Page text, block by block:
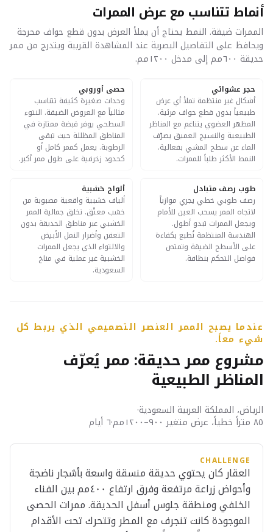
أنماط تتناسب مع عرض الممرات
الممرات ضيقة. النمط يحتاج أن يملأ العرض بدون قطع حواف محرجة
ويحافظ على التفاصيل البصرية عند المشاهدة القريبة ويتدرج من ممر
حديقة ٦٠٠مم إلى مدخل ١٢٠٠مم.
حجر عشوائي
أشكال غير منتظمة تملأ أي عرض
طبيعياً بدون قطع حواف مرئية.
المظهر العضوي يتناغم مع المناظر
الطبيعية والنسيج العميق يصرّف
الماء عن سطح المشي بفعالية.
النمط الأكثر طلباً للممرات.
حصى أوروبي
وحدات صغيرة كثيفة تتناسب
مثالياً مع العروض الضيقة. النتوء
السطحي يوفر قبضة ممتازة في
المناطق المظللة حيث تبقى
الرطوبة. يعمل كممر كامل أو
كحدود زخرفية على طول ممر أكبر.
طوب رصف متبادل
رصف طوبي خطي يجري موازياً
لاتجاه الممر يسحب العين للأمام
ويجعل الممرات تبدو أطول.
الهندسة المنتظمة تُطبع بكفاءة
على الأسطح الضيقة وتمتص
فواصل التحكم بنظافة.
ألواح خشبية
ألياف خشبية واقعية مصبوبة من
خشب معتّق. تخلق جمالية الممر
الخشبي عبر مناطق الحديقة بدون
التعفن وأضرار النمل الأبيض
والالتواء الذي يجعل الممرات
الخشبية غير عملية في مناخ
السعودية.
عندما يصبح الممر العنصر التصميمي الذي يربط كل
شيء معاً.
مشروع ممر حديقة: ممر يُعرّف
المناظر الطبيعية
الرياض، المملكة العربية السعودية·
٨٥ متراً خطياً، عرض متغير ٩٠٠–١٢٠٠مم ·٦ أيام
CHALLENGE
العقار كان يحتوي حديقة منسقة واسعة بأشجار ناضجة
وأحواض زراعة مرتفعة وفرق ارتفاع ٤٠٠مم بين الفناء
الخلفي ومنطقة جلوس أسفل الحديقة. ممرات الحصى
الموجودة كانت تنجرف مع المطر وتتحرك تحت الأقدام